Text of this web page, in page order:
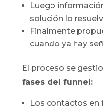
Luego
solución lo
Finalmente
cuando ya hay
El proceso se
fases del funnel:
Los contactos en